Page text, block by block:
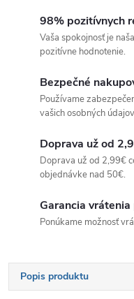
98% pozitívnych
Vaša spokojnosť je
pozitívne hodnotenie.
Bezpečné
Používame
vašich osobných
Doprava už od
Doprava už od 2,99€
objednávke nad 50€.
Garancia vrátenia
Ponúkame možnosť
Popis produktu